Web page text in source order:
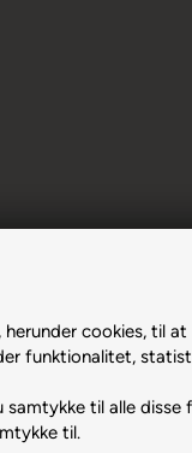
cookies, til
funktionalitet,
til alle disse
til.